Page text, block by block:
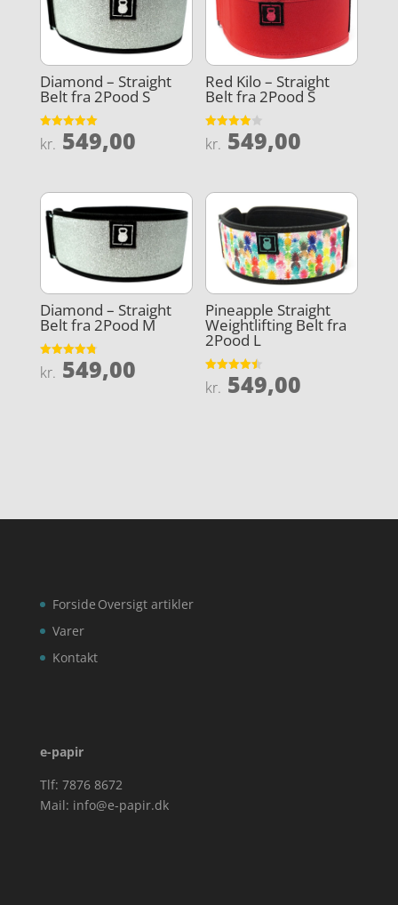
Diamond – Straight
Belt fra 2Pood S
Vurderet
5
kr. 549,00
Red Kilo – Straight
Belt fra 2Pood S
Vurderet
3.9
kr. 549,00
Diamond – Straight
Belt fra 2Pood M
Vurderet
4.8
kr. 549,00
Pineapple Straight
Weightlifting Belt fra
2Pood L
Vurderet
4.5
kr. 549,00
Forside
Varer
Kontakt
Oversigt artikler
e-papir
Tlf: 7876 8672
Mail: info@e-papir.dk